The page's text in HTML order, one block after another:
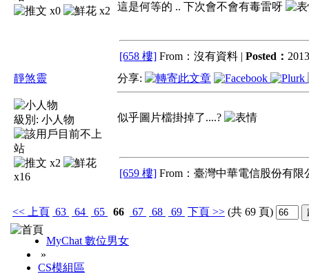
x0 x2 這是何等的 .. 下次會不會有毒雷呀
[658 樓] From：沒有資料 | Posted：
靜煞靈
級別: 小人物
x2
x16
分享:
似乎圖片檔掛掉了....?
[659 樓] From：臺灣中華電信股份有限
<< 上頁 63 64 65 66 67 68 69 下頁 >> (共 69 頁)
MyChat 數位男女
»
CS模組區